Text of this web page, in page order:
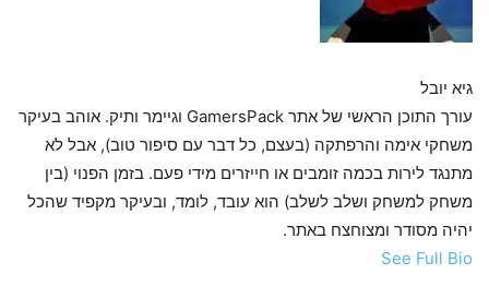
גיא יובל
עורך התוכן הראשי של אתר GamersPack וגיימר ותיק. אוהב בעיקר
משחקי אימה והרפתקה (בעצם, כל דבר עם סיפור טוב), אבל לא
מתנגד לירות בכמה זומבים או חייזרים מידי פעם. בזמן הפנוי (בין
משחק למשחק ושלב לשלב) הוא עובד, לומד, ובעיקר מקפיד שהכל
יהיה מסודר ומצוחצח באתר.
See Full Bio